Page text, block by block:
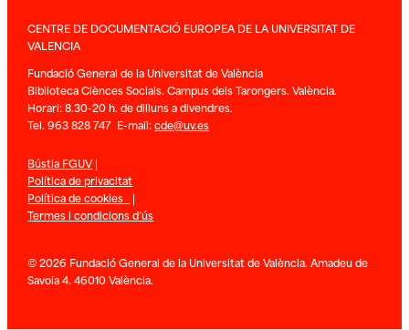
CENTRE DE DOCUMENTACIÓ EUROPEA DE LA UNIVERSITAT DE
VALENCIA
Fundació General de la Universitat de València
Biblioteca Ciènces Socials. Campus dels Tarongers. València.
Horari: 8.30-20 h. de dilluns a divendres.
Tel. 963 828 747 E-mail:cde@uv.es
Bústia FGUV|
Política de privacitat
Política de cookies |
Termes i condicions d’ús
© 2026 Fundació General de la Universitat de València. Amadeu de
Savoia 4. 46010 València.